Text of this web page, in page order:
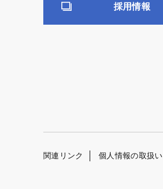
採用情報
関連リンク 個人情報の取扱い